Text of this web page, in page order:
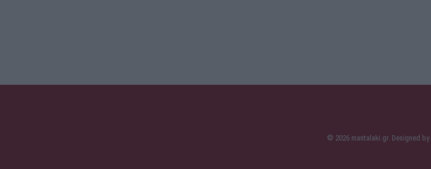
© 2026 mantalaki.gr. Designed by